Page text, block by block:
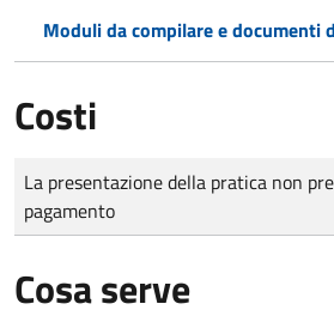
Moduli da compilare e documenti
Costi
Tipo di pagamento
Importo
La presentazione della pratica non
pagamento
Cosa serve